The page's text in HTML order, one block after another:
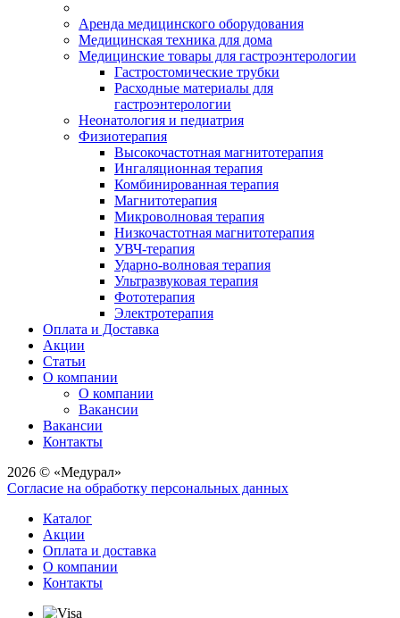
Аренда медицинского оборудования
Медицинская техника для дома
Медицинские товары для гастроэнтерологии
Гастростомические трубки
Расходные материалы для
гастроэнтерологии
Неонатология и педиатрия
Физиотерапия
Высокочастотная магнитотерапия
Ингаляционная терапия
Комбинированная терапия
Магнитотерапия
Микроволновая терапия
Низкочастотная магнитотерапия
УВЧ-терапия
Ударно-волновая терапия
Ультразвуковая терапия
Фототерапия
Электротерапия
Оплата и Доставка
Акции
Статьи
О компании
О компании
Вакансии
Вакансии
Контакты
2026 © «Медурал»
Согласие на обработку персональных данных
Каталог
Акции
Оплата и доставка
О компании
Контакты